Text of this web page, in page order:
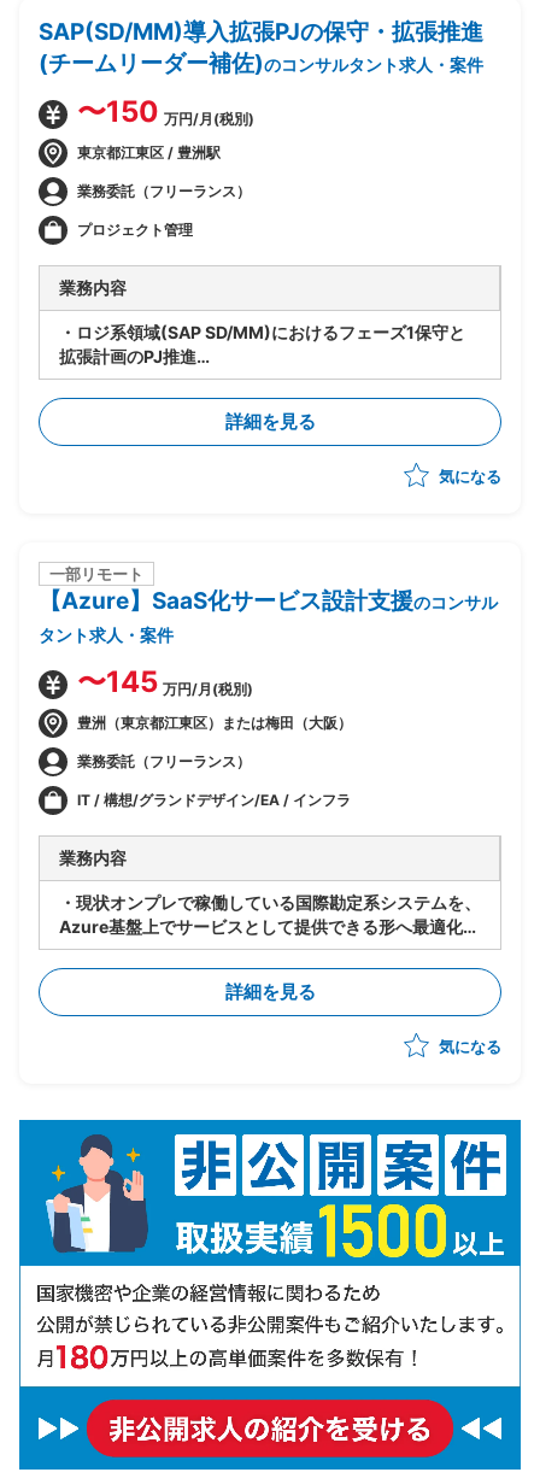
作成・サービス設計を受けて、Azureでのシステム設計
~運用設計を実施
・サービス運用形態・リリース方式の検討、それらのド
キュメント化への落とし込みを担当
・アプリケーションチームとインフラチームの橋渡し役
として、インフラ標準化の方向性を協議・策定
・設計フェーズから参画し、そのまま運用・保守まで担
当予定(上流担当が抜けた後も長期的に残る前提)
SAP(SD/MM)導入拡張PJの保守・拡張推進
(チームリーダー補佐)のコンサルタント求人・案件
〜150 万円/月(税別)
東京都江東区 / 豊洲駅
業務委託（フリーランス）
プロジェクト管理
業務内容
・ロジ系領域(SAP SD/MM)におけるフェーズ1保守と
拡張計画のPJ推進
・要員管理、進捗管理、タスク管理を担当
・設計レビューの実施
・関係者調整(エンドユーザ・ベンダー・オフショア開
発メンバ間)
・ベンダー統制及びチームコミュニケーションの推進
詳細を見る
気になる
一部リモート
【Azure】SaaS化サービス設計支援のコンサル
タント求人・案件
〜145 万円/月(税別)
豊洲（東京都江東区）または梅田（大阪）
業務委託（フリーランス）
IT / 構想/グランドデザイン/EA / インフラ
業務内容
・現状オンプレで稼働している国際勘定系システムを、
Azure基盤上でサービスとして提供できる形へ最適化す
るPJ
・既存アーキテクチャ(Windows Server等)は維持しつ
つ、Azure基盤への移行・SaaS化を推進
・企画構想フェーズは完了済み、今後設計フェーズの予
・サービスビジネスを理解した上でのサービス仕様書作
成・サービス設計を実施
・フェーズ前半〜中盤中心の想定(途中引き継ぎを見込
んだアサインとなる可能性あり)
詳細を見る
気になる